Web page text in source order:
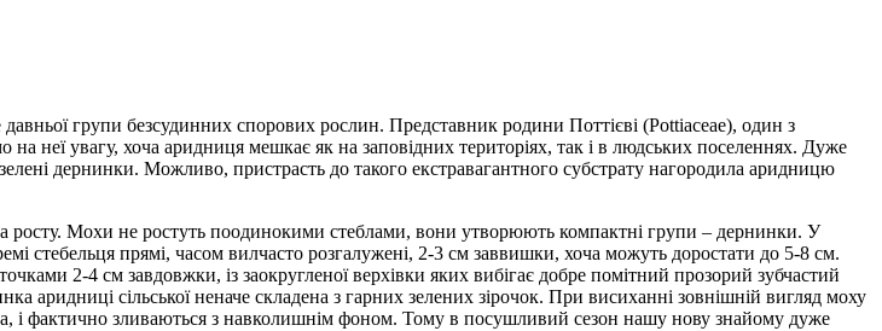
групи безсудинних спорових рослин. Представник родини Поттієві (Pottiaceae), один з
неї увагу, хоча аридниця мешкає як на заповідних територіях, так і в людських поселеннях. Дуже
дернинки. Можливо, пристрасть до такого екстравагантного субстрату нагородила аридницю
росту. Мохи не ростуть поодинокими стеблами, вони утворюють компактні групи – дернинки. У
стебельця прямі, часом вилчасто розгалужені, 2-3 см заввишки, хоча можуть доростати до 5-8 см.
2-4 см завдовжки, із заокругленої верхівки яких вибігає добре помітний прозорий зубчастий
аридниці сільської неначе складена з гарних зелених зірочок. При висиханні зовнішній вигляд моху
і фактично зливаються з навколишнім фоном. Тому в посушливий сезон нашу нову знайому дуже